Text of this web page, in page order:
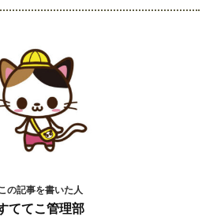
の記事を書いた人
ててこ管理部